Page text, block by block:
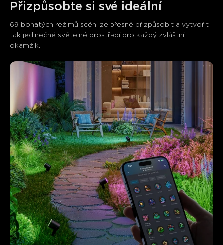
Přizpůsobte si své ideální
69 bohatých režimů scén lze přesně přizpůsobit a vytvořit
tak jedinečné světelné prostředí pro každý zvláštní
okamžik.